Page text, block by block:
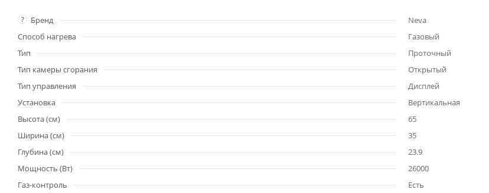
? Бренд
Neva
Способ нагрева
Газовый
Тип
Проточный
Тип камеры сгорания
Открытый
Тип управления
Дисплей
Установка
Вертикальная
Высота (см)
65
Ширина (см)
35
Глубина (см)
23.9
Мощность (Вт)
26000
Газ-контроль
Есть